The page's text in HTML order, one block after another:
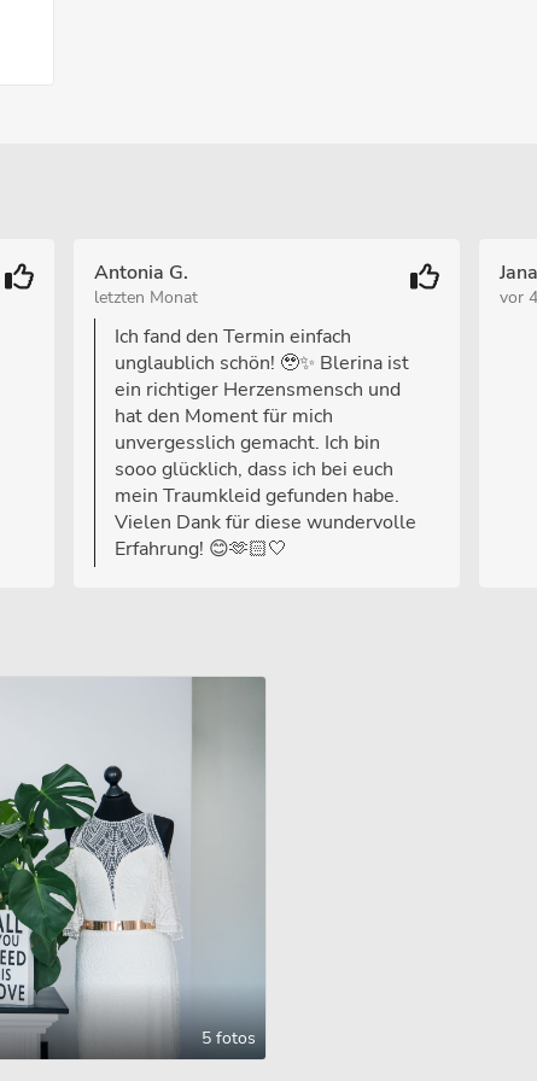
Antonia G.
letzten Monat
Ich fand den Termin einfach
unglaublich schön! 🥹✨ Blerina ist
ein richtiger Herzensmensch und
hat den Moment für mich
unvergesslich gemacht. Ich bin
sooo glücklich, dass ich bei euch
mein Traumkleid gefunden habe.
Vielen Dank für diese wundervolle
Erfahrung! 😊🫶🏻🤍
vor
5 fotos